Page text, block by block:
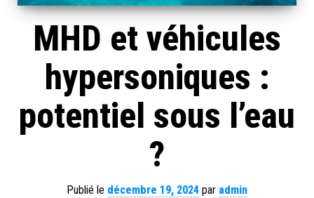
MHD et véhicules
hypersoniques :
potentiel sous l’eau
?
Publié le décembre 19, 2024 par admin